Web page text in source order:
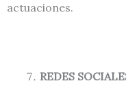
actuaciones.
REDES